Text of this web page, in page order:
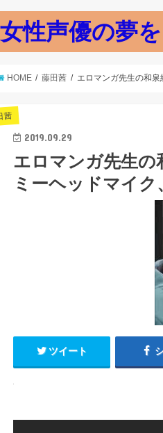
女性声優の夢
HOME 藤田茜 エロマンガ先生の和泉
茜
2019.09.29
エロマンガ先生の
ミーヘッドマイク
ツイート